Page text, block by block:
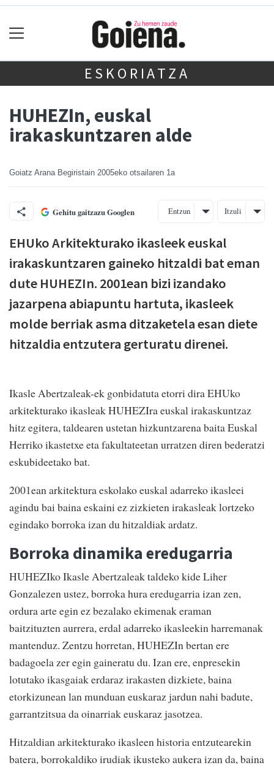
ESKORIATZA
HUHEZIn, euskal
irakaskuntzaren alde
Goiatz Arana Begiristain 2005eko otsailaren 1a
Gehitu gaitzazu Googlen Entzun Itzuli
EHUko Arkitekturako ikasleek euskal
irakaskuntzaren gaineko hitzaldi bat eman
dute HUHEZIn. 2001ean bizi izandako
jazarpena abiapuntu hartuta, ikasleek
molde berriak asma ditzaketela esan diete
hitzaldia entzutera gerturatu direnei.
Ikasle Abertzaleak-ek gonbidatuta etorri dira EHUko
arkitekturako ikasleak HUHEZIra euskal irakaskuntzaz
hitz egitera, taldearen ustetan hizkuntzarena baita Euskal
Herriko ikastetxe eta fakultateetan urratzen diren bederatzi
eskubideetako bat.
2001ean arkitektura eskolako euskal adarreko ikasleei
agindu bai baina eskaini ez zizkieten irakasleak lortzeko
egindako borroka izan du hitzaldiak ardatz.
Borroka dinamika eredugarria
HUHEZIko Ikasle Abertzaleak taldeko kide Liher
Gonzalezen ustez, borroka hura eredugarria izan zen,
ordura arte egin ez bezalako ekimenak eraman
baitzituzten aurrera, erdal adarreko ikasleekin harremanak
mantenduz. Zentzu horretan, HUHEZIn bertan ere
badagoela zer egin gaineratu du. Izan ere, enpresekin
lotutako ikasgaiak erdaraz irakasten dizkiete, baina
etorkizunean lan munduan euskaraz jardun nahi badute,
garrantzitsua da oinarriak euskaraz jasotzea.
Hitzaldian arkitekturako ikasleen historia entzutearekin
batera, borrokaldiko irudiak ikusteko aukera izan da, baina